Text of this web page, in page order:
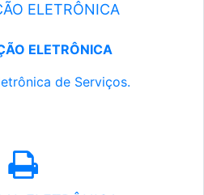
ELETRÔNICA
ELETRÔNICA
de Serviços.